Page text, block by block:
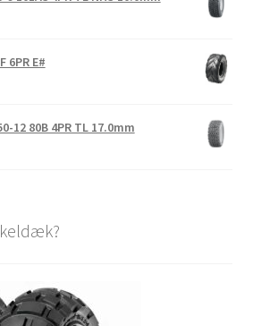
6PR E#
12 80B 4PR TL 17.0mm